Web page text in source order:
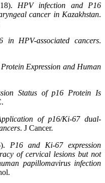
HPV infection and P16
cancer in Kazakhstan.
in HPV-associated cancers.
Expression and Human
Status of p16 Protein Is
of p16/Ki-67 dual-
. J Cancer.
P16 and Ki-67 expression
of cervical lesions but not
papillomavirus infection